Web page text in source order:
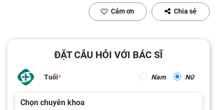
Cảm ơn Chia sẻ
ĐẶT CÂU HỎI VỚI BÁC SĨ
Tuổi Nam Nữ
Chọn chuyên khoa